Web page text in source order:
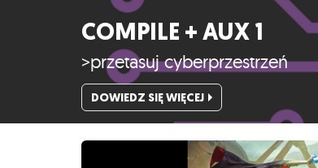
COMPILE + AUX 1
>przetasuj cyberprzestrzeń
DOWIEDZ SIĘ WIĘCEJ